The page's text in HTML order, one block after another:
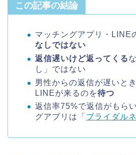
この記事の結論
マッチングアプリ・LINE
なしではない
返信遅いけど返ってくる
し」ではない
男性からの返信が遅いと
LINEが来るのを待つ
返信率75%で返信がもら
グアプリは「 ブライダル